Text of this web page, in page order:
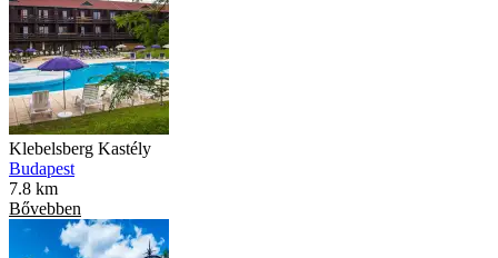
Klebelsberg Kastély
Budapest
7.8 km
Bővebben